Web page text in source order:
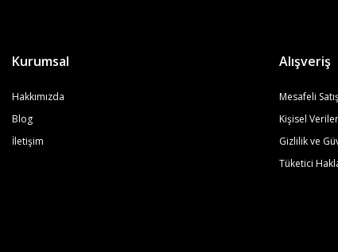
Kurumsal
Hakkımızda
Blog
İletişim
Alışveriş
Mesafeli
Kişisel
Gizlilik ve
Tüketici